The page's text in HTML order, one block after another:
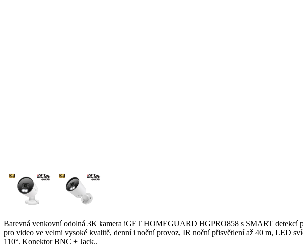
Barevná venkovní odolná 3K kamera iGET HOMEGUARD HGPRO858 s SMART
pro video ve velmi vysoké kvalitě, denní i noční provoz, IR noční přisvětlení až 40 m, LED
110°. Konektor BNC + Jack..